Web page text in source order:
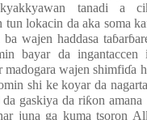
tanadi a
tun lokacin da aka soma
wajen haddasa taɓarɓ
bayar da ingantaccen
madogara wajen shimfiɗa
shi ke koyar da
gaskiya da riƙon amana
juna ga kuma tsoron